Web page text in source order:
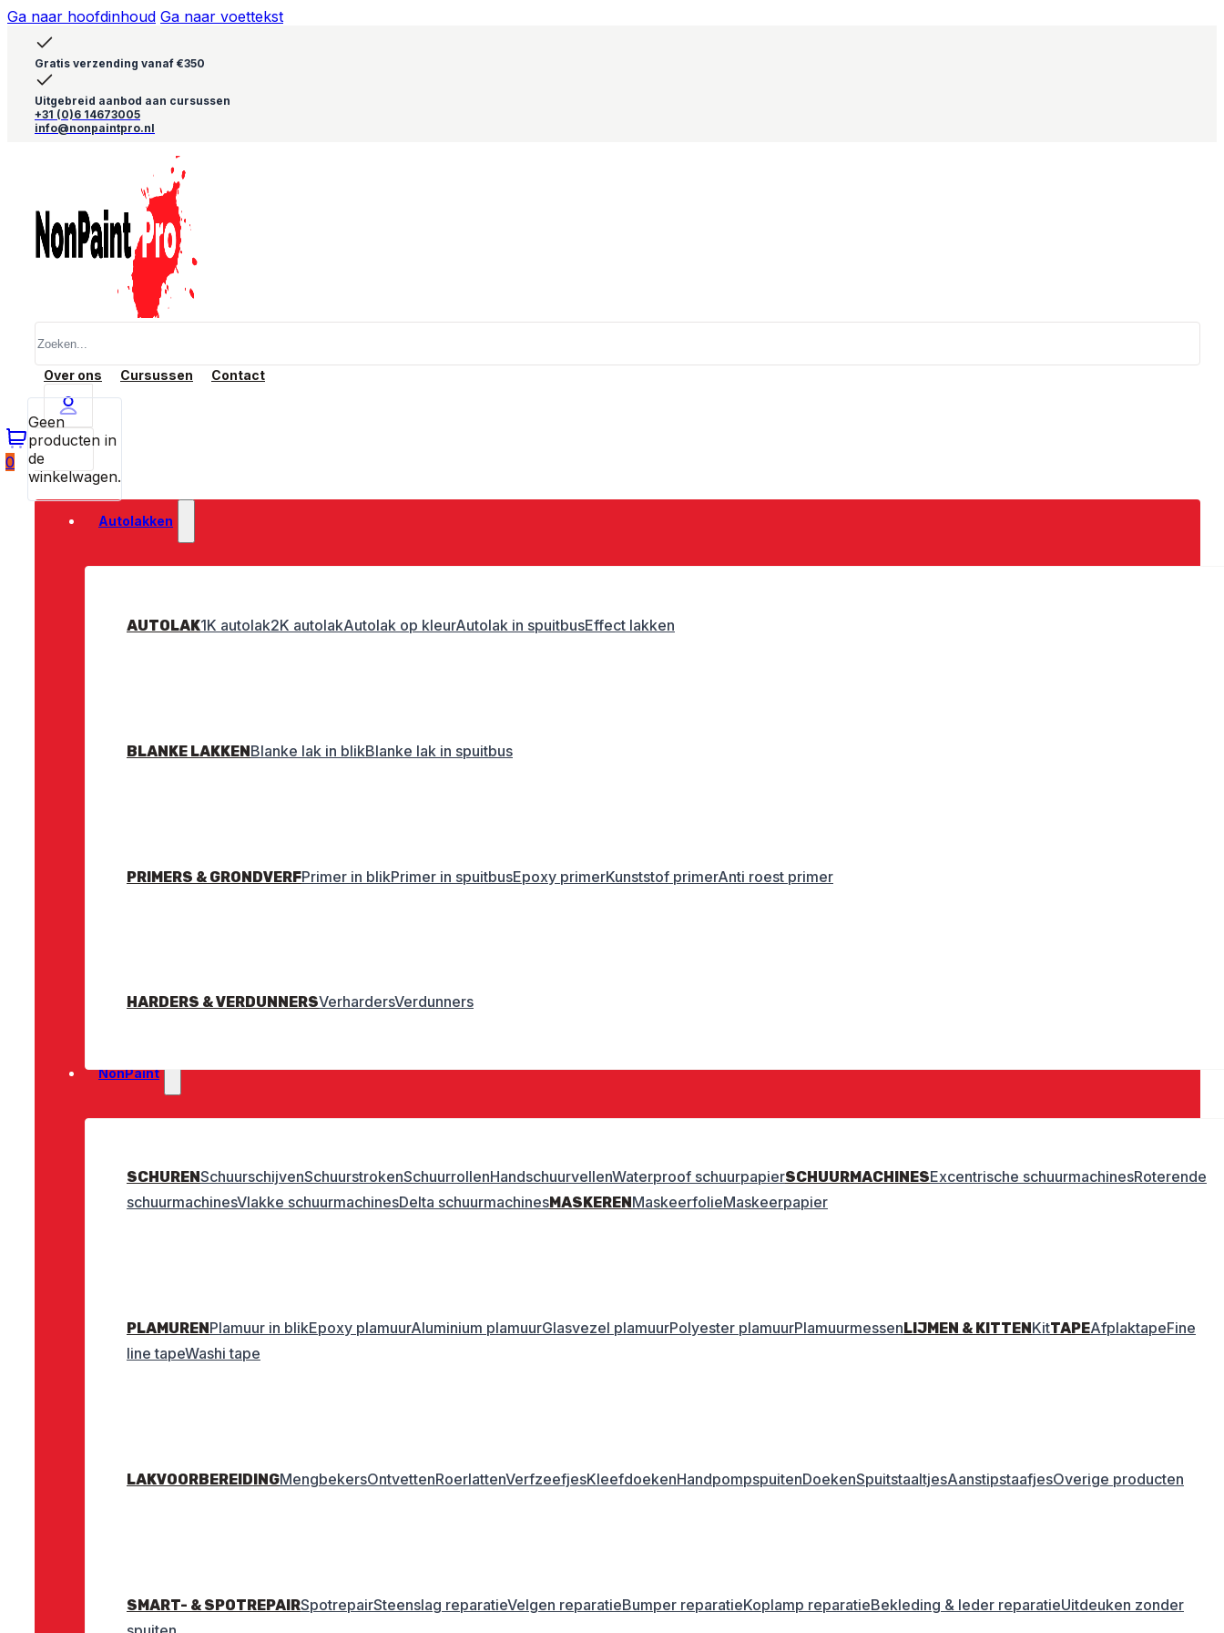
Ga naar hoofdinhoud Ga naar voettekst
Gratis verzending vanaf €350
Uitgebreid aanbod aan cursussen
+31 (0)6 14673005
info@nonpaintpro.nl
Over ons Cursussen Contact
0
Geen
producten in
de
winkelwagen.
Autolakken
AUTOLAK1K autolak2K autolakAutolak op kleurAutolak in spuitbusEffect lakken
BLANKE LAKKENBlanke lak in blikBlanke lak in spuitbus
PRIMERS & GRONDVERFPrimer in blikPrimer in spuitbusEpoxy primerKunststof primerAnti roest primer
HARDERS & VERDUNNERSVerhardersVerdunners
NonPaint
SCHURENSchuurschijvenSchuurstrokenSchuurrollenHandschuurvellenWaterproof schuurpapierSCHUURMACHINESExcentrische schuurmachinesRoterende
schuurmachinesVlakke schuurmachinesDelta schuurmachinesMASKERENMaskeerfolieMaskeerpapier
PLAMURENPlamuur in blikEpoxy plamuurAluminium plamuurGlasvezel plamuurPolyester plamuurPlamuurmessenLIJMEN & KITTENKitTAPEAfplaktapeFine
line tapeWashi tape
LAKVOORBEREIDINGMengbekersOntvettenRoerlattenVerfzeefjesKleefdoekenHandpompspuitenDoekenSpuitstaaltjesAanstipstaafjesOverige producten
SMART- & SPOTREPAIRSpotrepairSteenslag reparatieVelgen reparatieBumper reparatieKoplamp reparatieBekleding & leder reparatieUitdeuken zonder